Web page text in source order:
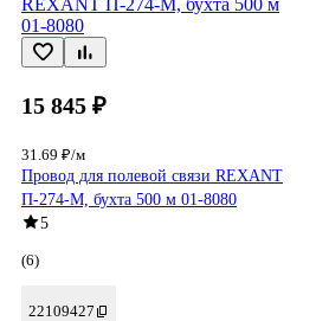
15 845 ₽
31.69 ₽/м
Провод для полевой связи REXANT
П-274-М, бухта 500 м 01-8080
5
(6)
22109427